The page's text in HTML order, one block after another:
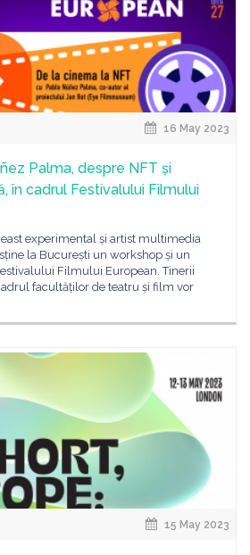
16 May 2023
Palma, despre NFT și
în cadrul Festivalului Filmului
experimental și artist multimedia
la București un workshop și un
Filmului European. Tinerii
facultăților de teatru și film vor
15 May 2023